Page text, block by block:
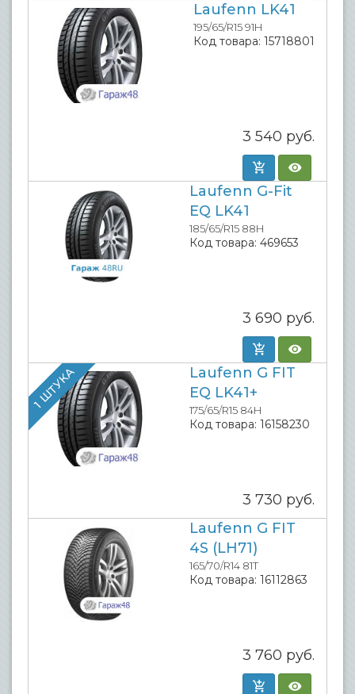
Laufenn LK41
195/65/R15 91H
Код товара: 15718801
3 540 руб.
Laufenn G-Fit
EQ LK41
185/65/R15 88H
Код товара: 469653
3 690 руб.
1 ШТУКА
Laufenn G FIT
EQ LK41+
175/65/R15 84H
Код товара: 16158230
3 730 руб.
Laufenn G FIT
4S (LH71)
165/70/R14 81T
Код товара: 16112863
3 760 руб.